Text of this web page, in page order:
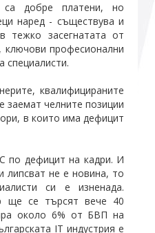
Абонирайте се!
добре платени, но
наред - съществува и
тежко засегнатата от
ключови професионални
специалисти.
квалифицираните
челните позиции
в които има дефицит
по дефицит на кадри. И
липсват не е новина, то
си е изненада.
ще се търсят вече 40
около 6% от БВП на
IT индустрия е